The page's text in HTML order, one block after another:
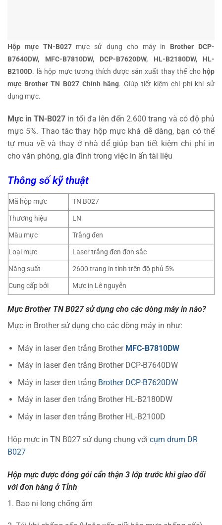
Hộp mực TN-B027 mực sử dụng cho máy in Brother DCP-
B7640DW, MFC-B7810DW, DCP-B7620DW, HL-B2180DW, HL-
B2100D. là hộp mực tương thích được sản xuất thay thế cho hộp
mực Brother TN B027 Chính hãng. Giúp tiết kiệm chi phí khi sử
dụng mực.
Mực in TN-B027 in tối đa lên đến 2.600 trang và có độ phủ
mực 5%. Thao tác thay hộp mực khá dễ dàng, bạn có thể
tự mua về và thay ở nhà để giúp bạn tiết kiệm chi phí in
cho văn phòng, gia đình trong việc in ấn tài liệu
Thông số kỹ thuật
Mã hộp mực
TN B027
Thương hiệu
LN
Màu mực
Trắng đen
Loại mực
Laser trắng đen đơn sắc
Năng suất
2600 trang in tính trên độ phủ 5%
Cung cấp bởi
Mực in Lê nguyễn
Mực Brother TN B027 sử dụng cho các dòng máy in nào?
Mực in Brother sử dụng cho các dòng máy in như:
Máy in laser đen trắng Brother MFC-B7810DW
Máy in laser đen trắng Brother DCP-B7640DW
Máy in laser đen trắng Brother DCP-B7620DW
Máy in laser đen trắng Brother HL-B2180DW
Máy in laser đen trắng Brother HL-B2100D
Hộp mực in TN B027 sử dụng chung với cụm drum DR
B027
Hộp mực được đóng gói cẩn thận 3 lớp trước khi giao đối
với đơn hàng ở Tỉnh
1. Bao ni long chống ẩm